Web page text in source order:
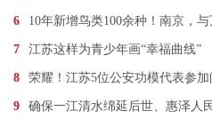
6 10年新增鸟类100余种！南京，
7 江苏这样为青少年画“幸福曲线”
8 荣耀！江苏5位公安功模代表参
9 确保一江清水绵延后世、惠泽人